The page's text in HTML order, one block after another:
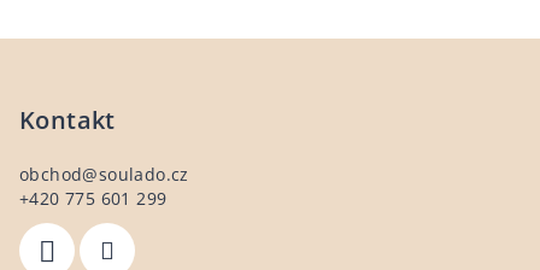
Kontakt
obchod@soulado.cz
+420 775 601 299